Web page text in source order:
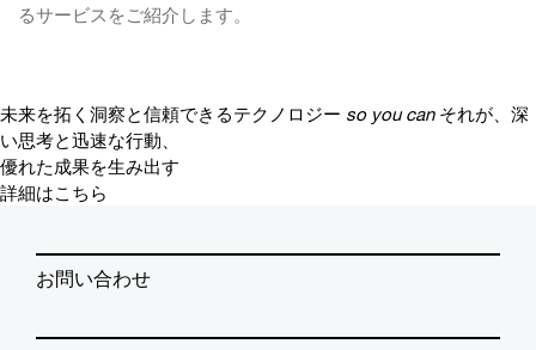
るサービスをご紹介します。
未来を拓く洞察と信頼できるテクノロジー so you can それが、深
い思考と迅速な行動、
優れた成果を生み出す
詳細はこちら
お問い合わせ